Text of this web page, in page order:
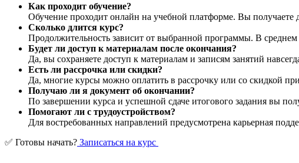
Как проходит обучение?
Обучение проходит онлайн на учебной платформе. Вы получаете
Сколько длится курс?
Продолжительность зависит от выбранной программы. В
Будет ли доступ к материалам после окончания?
Да, вы сохраняете доступ к материалам и записям занятий
Есть ли рассрочка или скидки?
Да, многие курсы можно оплатить в рассрочку или со скидкой
Получаю ли я документ об окончании?
По завершении курса и успешной сдаче итогового задания вы
Помогают ли с трудоустройством?
Для востребованных направлений предусмотрена карьерная
✅ Готовы начать? Записаться на курс